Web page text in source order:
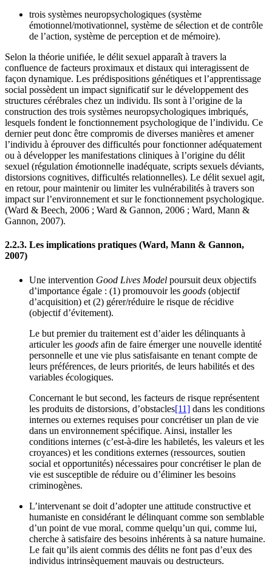
trois systèmes neuropsychologiques (système
émotionnel/motivationnel, système de sélection et de contrôle
de l’action, système de perception et de mémoire).
Selon la théorie unifiée, le délit sexuel apparaît à travers la
confluence de facteurs proximaux et distaux qui interagissent de
façon dynamique. Les prédispositions génétiques et l’apprentissage
social possèdent un impact significatif sur le développement des
structures cérébrales chez un individu. Ils sont à l’origine de la
construction des trois systèmes neuropsychologiques imbriqués,
lesquels fondent le fonctionnement psychologique de l’individu. Ce
dernier peut donc être compromis de diverses manières et amener
l’individu à éprouver des difficultés pour fonctionner adéquatement
ou à développer les manifestations cliniques à l’origine du délit
sexuel (régulation émotionnelle inadéquate, scripts sexuels déviants,
distorsions cognitives, difficultés relationnelles). Le délit sexuel agit,
en retour, pour maintenir ou limiter les vulnérabilités à travers son
impact sur l’environnement et sur le fonctionnement psychologique.
(Ward & Beech, 2006 ; Ward & Gannon, 2006 ; Ward, Mann &
Gannon, 2007).
2.2.3. Les implications pratiques (Ward, Mann & Gannon,
2007)
Une intervention Good Lives Model poursuit deux objectifs
d’importance égale : (1) promouvoir les goods (objectif
d’acquisition) et (2) gérer/réduire le risque de récidive
(objectif d’évitement).
Le but premier du traitement est d’aider les délinquants à
articuler les goods afin de faire émerger une nouvelle identité
personnelle et une vie plus satisfaisante en tenant compte de
leurs préférences, de leurs priorités, de leurs habilités et des
variables écologiques.
Concernant le but second, les facteurs de risque représentent
les produits de distorsions, d’obstacles[11] dans les conditions
internes ou externes requises pour concrétiser un plan de vie
dans un environnement spécifique. Ainsi, installer les
conditions internes (c’est-à-dire les habiletés, les valeurs et les
croyances) et les conditions externes (ressources, soutien
social et opportunités) nécessaires pour concrétiser le plan de
vie est susceptible de réduire ou d’éliminer les besoins
criminogènes.
L’intervenant se doit d’adopter une attitude constructive et
humaniste en considérant le délinquant comme son semblable
d’un point de vue moral, comme quelqu’un qui, comme lui,
cherche à satisfaire des besoins inhérents à sa nature humaine.
Le fait qu’ils aient commis des délits ne font pas d’eux des
individus intrinsèquement mauvais ou destructeurs.